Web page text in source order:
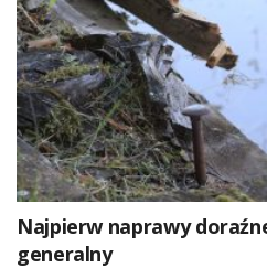
Najpierw naprawy
generalny